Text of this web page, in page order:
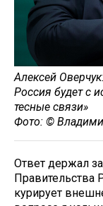
Алексей
Россия будет с
тесные связи»
Фото: ©
Ответ держал
Правительства
курирует